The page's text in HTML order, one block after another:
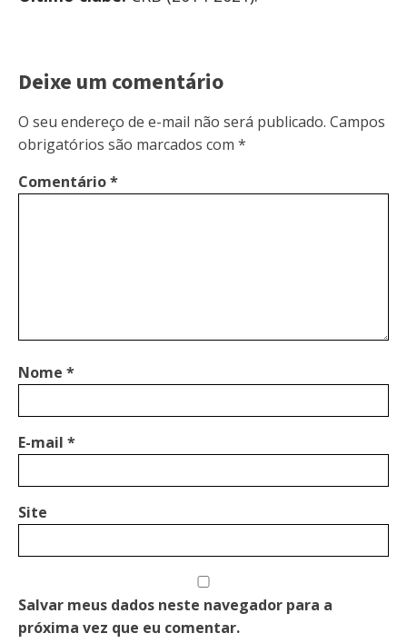
Deixe um comentário
O seu endereço de e-mail não será publicado. Campos
obrigatórios são marcados com *
Comentário*
Nome *
E-mail *
Site
Salvar meus dados neste navegador para a
próxima vez que eu comentar.